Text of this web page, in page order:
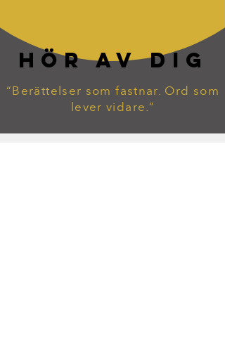
HÖR AV DIG
“Berättelser som fastnar. Ord som
lever vidare.”